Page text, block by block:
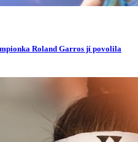
Roland Garros jí povolila